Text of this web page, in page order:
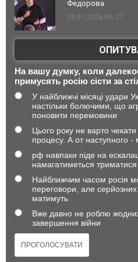
Федорова
18.07.2026 09:27
На вашу думку, коли
примусять росію сісти за
У найближчі місяці удари
настільки болючими, що
поновити перемовини
Цього року не варто
процесу. А от наступного -
рф навпаки піде на
намагатиметься
Найближчим часом росія
переговори, але серйозних
матимуть
Вже давно не роблю
завершення війни